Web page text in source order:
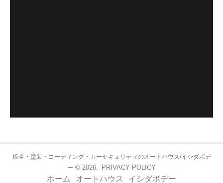
板金・塗装・コーティング・カーセキュリティのオートハウス/イシダボデ
ー © 2026. PRIVACY POLICY
ホーム オートハウス イシダボデー